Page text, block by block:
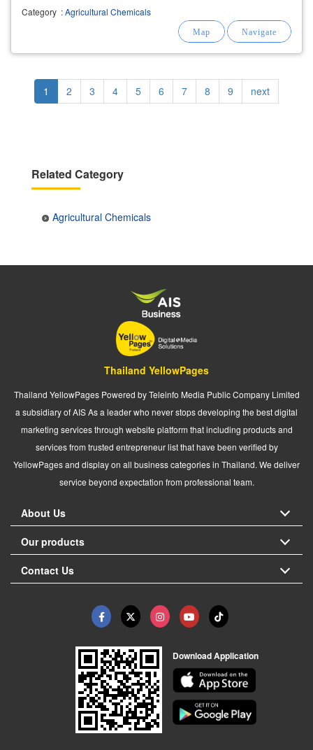
Category :Agricultural Chemicals
Pagination
Current
page
1 Page
2 Page
3 Page
4 Page
5 Page
6 Page
7 Page
8 Page
9
Next
page
next
Related Category
Agricultural Chemicals
Thailand YellowPages
Thailand YellowPages Powered by Teleinfo Media Public Company Limited
a subsidiary of AIS As a leader who never stops developing the best digital
marketing services through website platform that including products and
services from trusted entrepreneur list that have been verified by
YellowPages and display on all business categories in Thailand. We deliver
service beyond expectation from professional team.
About Us
Our products
Contact Us
Download Application